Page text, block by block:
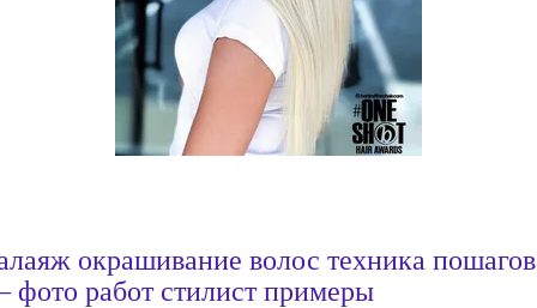
окрашивание волос техника
работ стилист примеры